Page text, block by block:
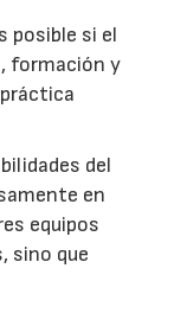
posible si el
formación y
del
en
equipos
sino que